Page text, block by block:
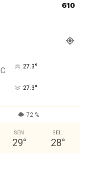
610
C 27.3°
27.3°
72 %
SEN
29°
SEL
28°